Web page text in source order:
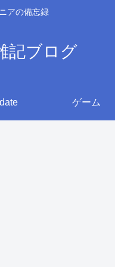
アの備忘録
記ブログ
ゲーム